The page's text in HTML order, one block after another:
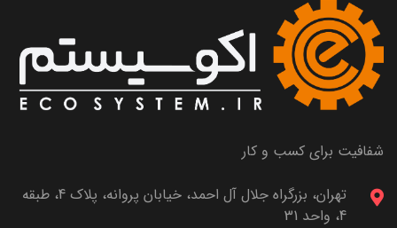
شفافیت برای کسب و کار
تهران، بزرگراه جلال آل احمد، خیابان پروانه، پلاک 4، طبقه
4، واحد 31